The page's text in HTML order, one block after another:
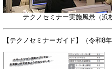
テクノセミナー実施風景（浜校
【テクノセミナーガイド】（令和8